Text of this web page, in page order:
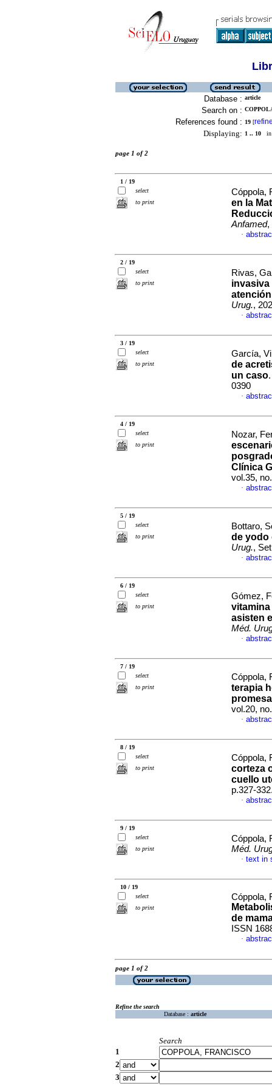
Database : article
Search on :
References found : 19 [
Displaying: 1 .. 10 in
page 1 of 2
1 / 19
select
to print
Cóppola,
en la
Anfamed,
·
2 / 19
select
to print
Rivas,
invasiva
Urug.,
·
3 / 19
select
to print
García,
de
un caso
0390
·
4 / 19
select
to print
Nozar,
Clínica
vol.35,
·
5 / 19
select
to print
Bottaro,
de yodo
Urug.,
·
6 / 19
select
to print
Gómez,
asisten
Méd.
·
7 / 19
select
to print
Cóppola,
terapia
vol.20,
·
8 / 19
select
to print
Cóppola,
corteza
cuello
p.327-
·
9 / 19
select
to print
Cóppola,
Méd.
· text in
10 / 19
select
to print
Cóppola,
de
ISSN
·
page 1 of 2
Refine the search
Database : article
Search
1
2
3